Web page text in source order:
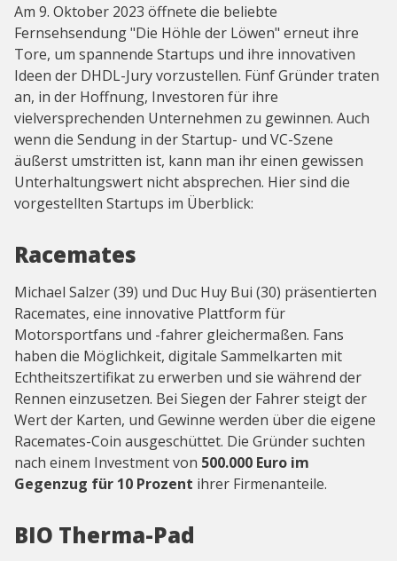
Am 9. Oktober 2023 öffnete die beliebte
Fernsehsendung "Die Höhle der Löwen" erneut ihre
Tore, um spannende Startups und ihre innovativen
Ideen der DHDL-Jury vorzustellen. Fünf Gründer traten
an, in der Hoffnung, Investoren für ihre
vielversprechenden Unternehmen zu gewinnen. Auch
wenn die Sendung in der Startup- und VC-Szene
äußerst umstritten ist, kann man ihr einen gewissen
Unterhaltungswert nicht absprechen. Hier sind die
vorgestellten Startups im Überblick:
Racemates
Michael Salzer (39) und Duc Huy Bui (30) präsentierten
Racemates, eine innovative Plattform für
Motorsportfans und -fahrer gleichermaßen. Fans
haben die Möglichkeit, digitale Sammelkarten mit
Echtheitszertifikat zu erwerben und sie während der
Rennen einzusetzen. Bei Siegen der Fahrer steigt der
Wert der Karten, und Gewinne werden über die eigene
Racemates-Coin ausgeschüttet. Die Gründer suchten
nach einem Investment von 500.000 Euro im
Gegenzug für 10 Prozent ihrer Firmenanteile.
BIO Therma-Pad